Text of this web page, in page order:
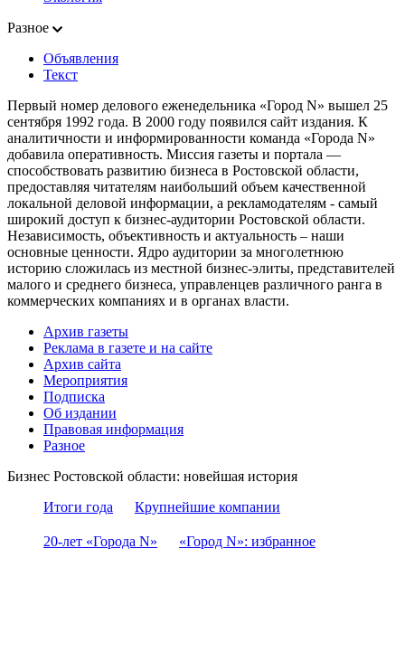
Разное
Объявления
Текст
Первый номер делового еженедельника «Город N» вышел 25
сентября 1992 года. В 2000 году появился сайт издания. К
аналитичности и информированности команда «Города N»
добавила оперативность. Миссия газеты и портала —
способствовать развитию бизнеса в Ростовской области,
предоставляя читателям наибольший объем качественной
локальной деловой информации, а рекламодателям - самый
широкий доступ к бизнес-аудитории Ростовской области.
Независимость, объективность и актуальность – наши
основные ценности. Ядро аудитории за многолетнюю
историю сложилась из местной бизнес-элиты, представителей
малого и среднего бизнеса, управленцев различного ранга в
коммерческих компаниях и в органах власти.
Архив газеты
Реклама в газете и на сайте
Архив сайта
Мероприятия
Подписка
Об издании
Правовая информация
Разное
Бизнес Ростовской области: новейшая история
Итоги года
Крупнейшие компании
20-лет «Города N» «Город N»: избранное